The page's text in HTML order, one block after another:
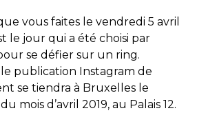
vous faites le vendredi 5 avril
le jour qui a été choisi par
se défier sur un ring.
publication Instagram de
se tiendra à Bruxelles le
mois d’avril 2019, au Palais 12.